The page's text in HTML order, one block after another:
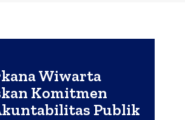
Wiwarta
Komitmen
Publik